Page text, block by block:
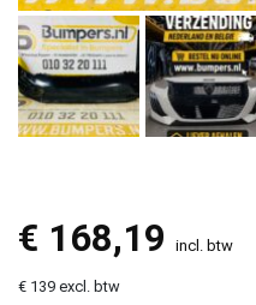
€ 168,19 incl. btw
€ 139 excl. btw